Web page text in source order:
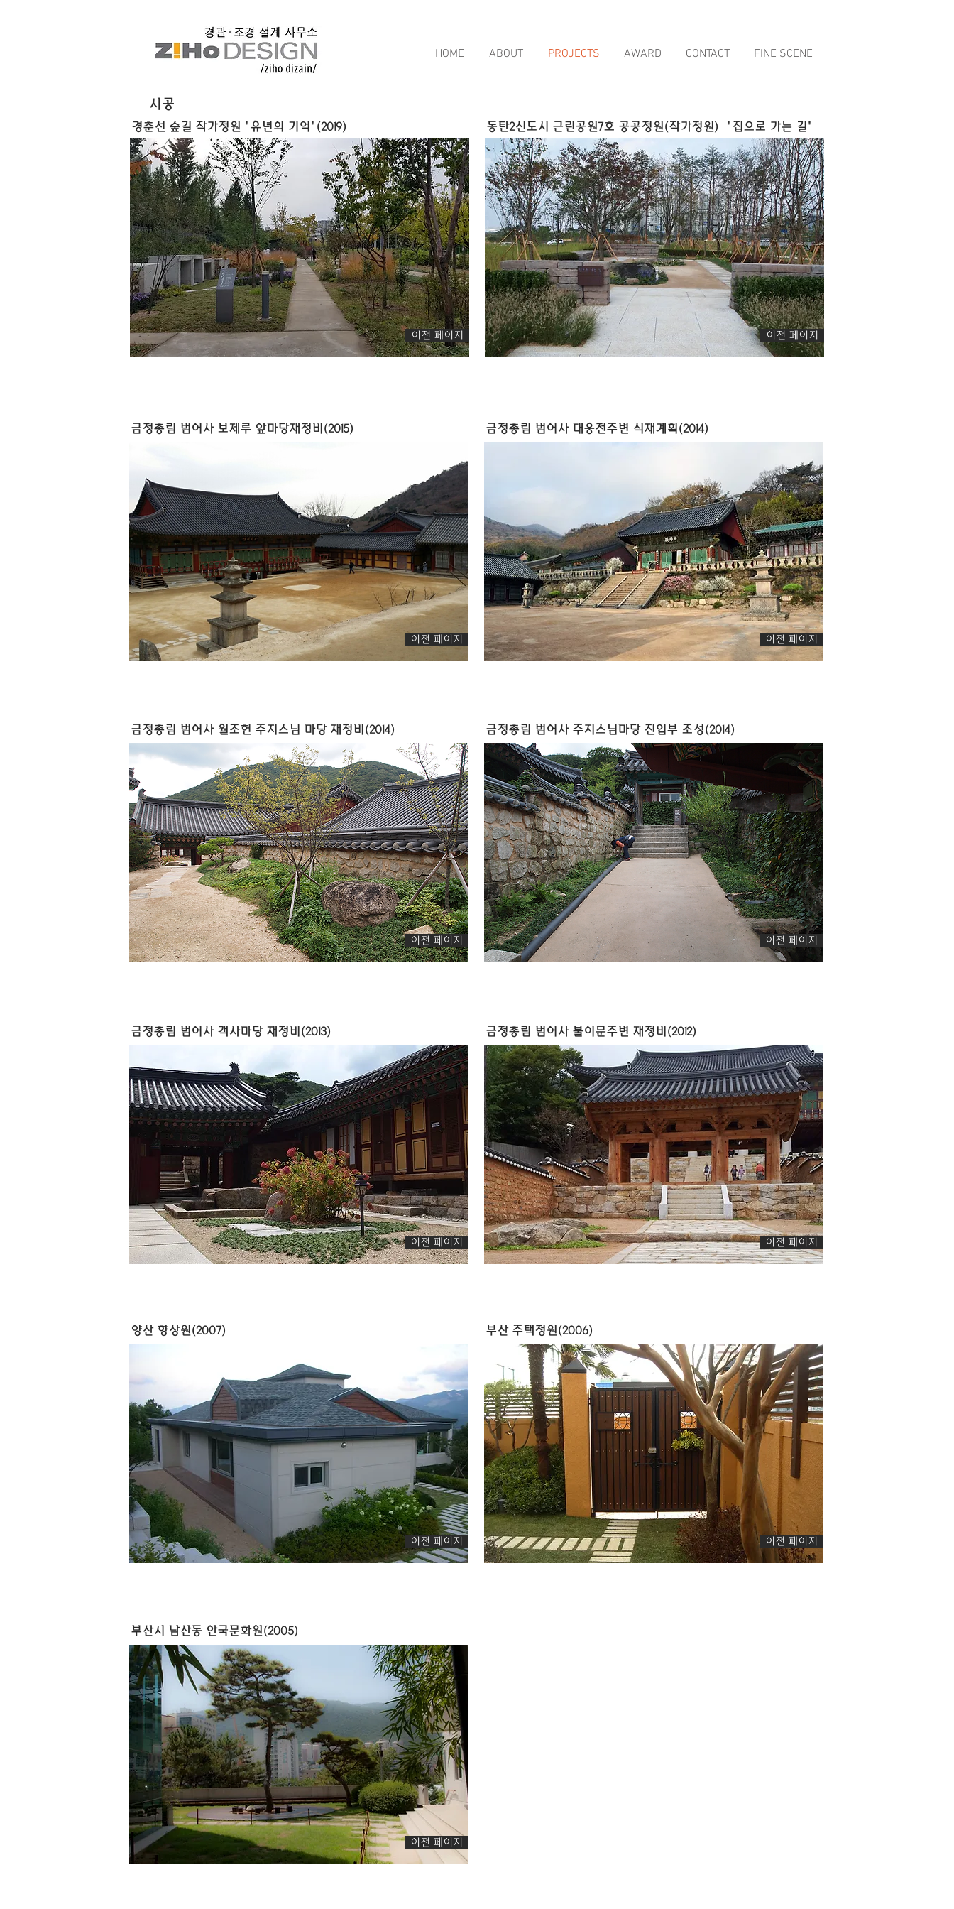
HOME ABOUT PROJECTS AWARD CONTACT FINE SCENE
시공
경춘선 숲길 작가정원 "유년의 기억"(2019)
이전 페이지
동탄2신도시 근린공원7호 공공정원(작가정원) "집으로 가는 길"
이전 페이지
금정총림 범어사 보제루 앞마당재정비(2015)
이전 페이지
금정총림 범어사 대웅전주변 식재계획(2014)
이전 페이지
금정총림 범어사 월조헌 주지스님 마당 재정비(2014)
이전 페이지
금정총림 범어사 주지스님마당 진입부 조성(2014)
이전 페이지
금정총림 범어사 객사마당 재정비(2013)
이전 페이지
금정총림 범어사 불이문주변 재정비(2012)
이전 페이지
양산 향상원(2007)
이전 페이지
부산 주택정원(2006)
이전 페이지
부산시 남산동 안국문화원(2005)
이전 페이지